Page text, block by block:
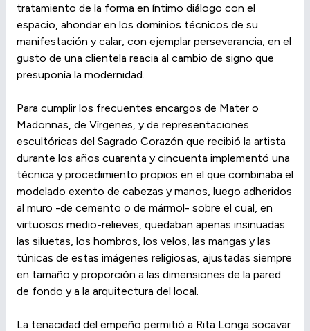
tratamiento de la forma en íntimo diálogo con el
espacio, ahondar en los dominios técnicos de su
manifestación y calar, con ejemplar perseverancia, en el
gusto de una clientela reacia al cambio de signo que
presuponía la modernidad.
Para cumplir los frecuentes encargos de Mater o
Madonnas, de Vírgenes, y de representaciones
escultóricas del Sagrado Corazón que recibió la artista
durante los años cuarenta y cincuenta implementó una
técnica y procedimiento propios en el que combinaba el
modelado exento de cabezas y manos, luego adheridos
al muro -de cemento o de mármol- sobre el cual, en
virtuosos medio-relieves, quedaban apenas insinuadas
las siluetas, los hombros, los velos, las mangas y las
túnicas de estas imágenes religiosas, ajustadas siempre
en tamaño y proporción a las dimensiones de la pared
de fondo y a la arquitectura del local.
La tenacidad del empeño permitió a Rita Longa socavar